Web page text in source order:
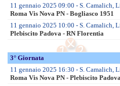
CSEN
UISP
Tornei
Trof. Reg.ni 2026 Fem
Trof. Reg.ni 2026 Mas
XII Eurochocolate
Internazionali
Europei Mas.li 2026